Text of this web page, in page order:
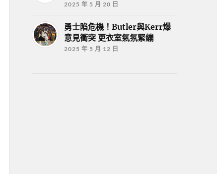
2025 年 5 月 20 日
勇士陷危機！Butler與Kerr爆
意見衝突 更衣室氣氛緊繃
2025 年 5 月 12 日